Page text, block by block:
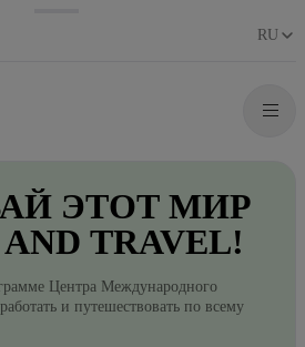
RU
ЭТОТ МИР
AND TRAVEL!
Центра Международного
и путешествовать по всему